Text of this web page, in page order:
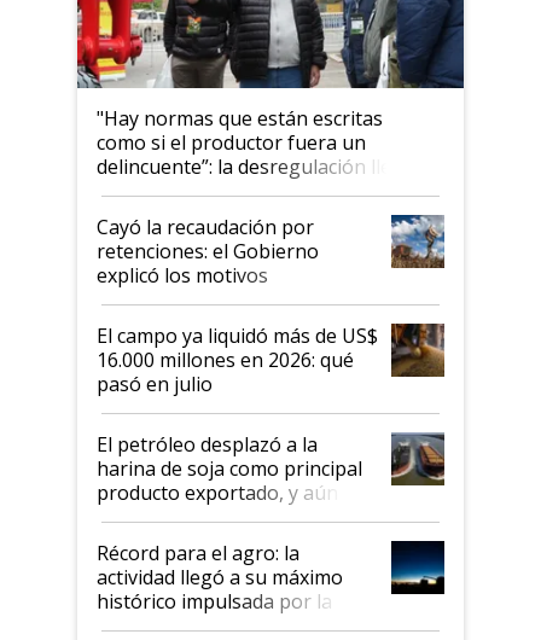
"Hay normas que están escritas
como si el productor fuera un
delincuente”: la desregulación llegó
al Congreso Aapresid y hasta se
habló del financiamiento al IPCVA
Cayó la recaudación por
retenciones: el Gobierno
explicó los motivos
El campo ya liquidó más de US$
16.000 millones en 2026: qué
pasó en julio
El petróleo desplazó a la
harina de soja como principal
producto exportado, y aún así
el agro aportó casi seis de cada
diez dólares y sostuvo el
liderazgo en un semestre
récord
Récord para el agro: la
actividad llegó a su máximo
histórico impulsada por la
cosecha y las exportaciones